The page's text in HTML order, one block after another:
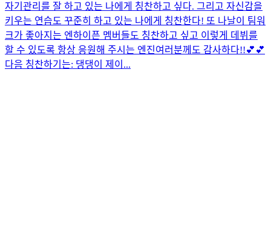
자기관리를 잘 하고 있는 나에게 칭찬하고 싶다. 그리고 자신감을
키우는 연습도 꾸준히 하고 있는 나에게 칭찬한다! 또 나날이 팀워
크가 좋아지는 엔하이픈 멤버들도 칭찬하고 싶고 이렇게 데뷔를
할 수 있도록 항상 응원해 주시는 엔진여러분께도 감사하다!!💕💕
다음 칭찬하기는: 댕댕이 제이...